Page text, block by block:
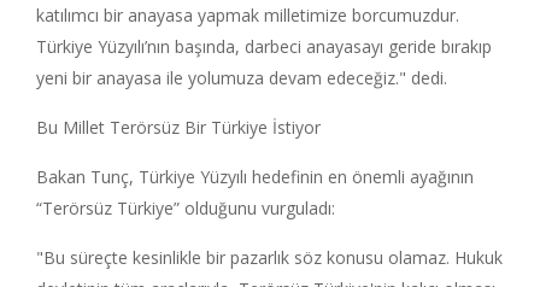
katılımcı bir anayasa yapmak milletimize borcumuzdur.
Türkiye Yüzyılı’nın başında, darbeci anayasayı geride bırakıp
yeni bir anayasa ile yolumuza devam edeceğiz." dedi.
Bu Millet Terörsüz Bir Türkiye İstiyor
Bakan Tunç, Türkiye Yüzyılı hedefinin en önemli ayağının
“Terörsüz Türkiye” olduğunu vurguladı:
"Bu süreçte kesinlikle bir pazarlık söz konusu olamaz. Hukuk